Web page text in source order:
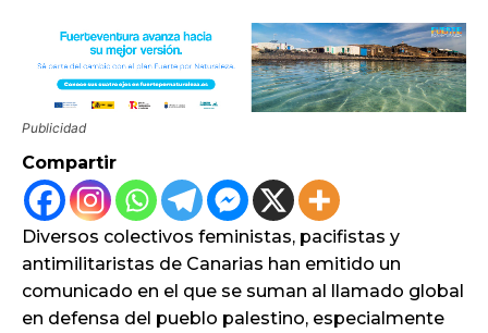
Publicidad
Compartir
Diversos colectivos feministas, pacifistas y
antimilitaristas de Canarias han emitido un
comunicado en el que se suman al llamado global
en defensa del pueblo palestino, especialmente